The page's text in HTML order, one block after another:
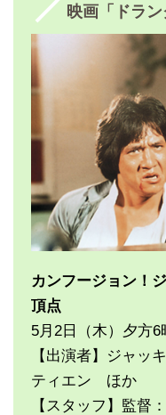
映画「ドラン
カンフージョン！
頂点
5月2日（木）夕方6
【出演者】ジャッ
ティエン ほか
【スタッフ】監督